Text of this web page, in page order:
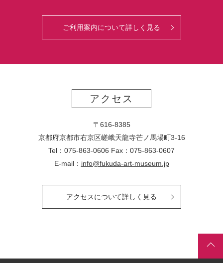
ご利用案内について詳しく見る
アクセス
〒616-8385
京都府京都市右京区嵯峨天龍寺芒ノ馬場町3-16
Tel：075-863-0606 Fax：075-863-0607
E-mail： info@fukuda-art-museum.jp
アクセスについて詳しく見る